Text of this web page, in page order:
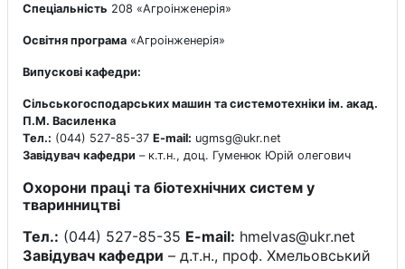
Спеціальність 208 «Агроінженерія»
Освітня програма «Агроінженерія»
Випускові кафедри:
Сільськогосподарських машин та системотехніки ім. акад.
П.М. Василенка
Тел.: (044) 527-85-37 E-mail: ugmsg@ukr.net
Завідувач кафедри – к.т.н., доц. Гуменюк Юрій олегович
Охорони праці та біотехнічних систем у
тваринництві
Тел.: (044) 527-85-35 E-mail: hmelvas@ukr.net
Завідувач кафедри – д.т.н., проф. Хмельовський